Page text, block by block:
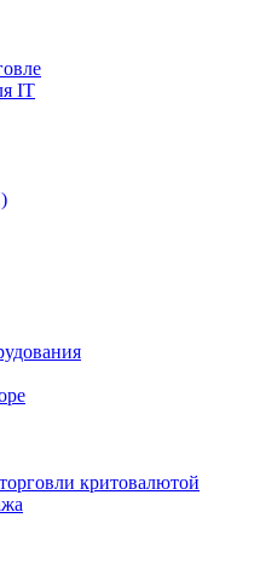
IT
критовалютой